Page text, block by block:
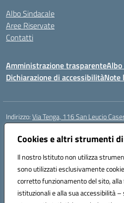
Cookies e altri strumenti
Il nostro Istituto non utilizza
sono utilizzati esclusivamente
corretto funzionamento del sito,
istituzionali e alla sua accessibilità
Albo Sindacale
Aree Riservate
Contatti
Amministrazione trasparente
Dichiarazione di accessibilitàNote
Indirizzo:Via Tenga, 116 San Leucio
Centralino:
Posta elettronica certificata (PEC):
Codice fiscale: 93098380616
Codice meccanografico:CEIS042009
Codice Indice delle Pubbliche
Codice unico di fatturazione (CUF): UFLTNX